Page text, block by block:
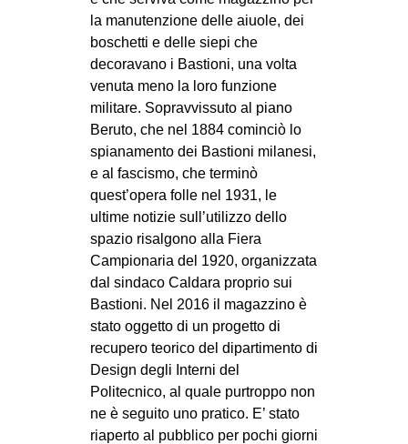
la manutenzione delle aiuole, dei
boschetti e delle siepi che
decoravano i Bastioni, una volta
venuta meno la loro funzione
militare. Sopravvissuto al piano
Beruto, che nel 1884 cominciò lo
spianamento dei Bastioni milanesi,
e al fascismo, che terminò
quest’opera folle nel 1931, le
ultime notizie sull’utilizzo dello
spazio risalgono alla Fiera
Campionaria del 1920, organizzata
dal sindaco Caldara proprio sui
Bastioni. Nel 2016 il magazzino è
stato oggetto di un progetto di
recupero teorico del dipartimento di
Design degli Interni del
Politecnico, al quale purtroppo non
ne è seguito uno pratico. E’ stato
riaperto al pubblico per pochi giorni